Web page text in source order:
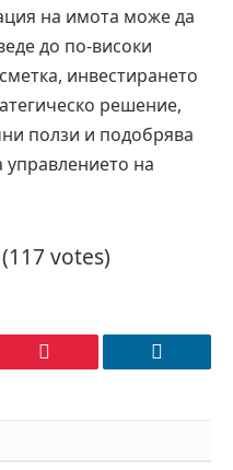
на имота може да
до по-високи
инвестирането
решение,
ползи и подобрява
управлението на
votes)
Pinterest LinkedIn